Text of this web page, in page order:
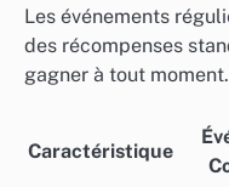
Les événements
des récompenses
gagner à tout moment.
Caractéristique